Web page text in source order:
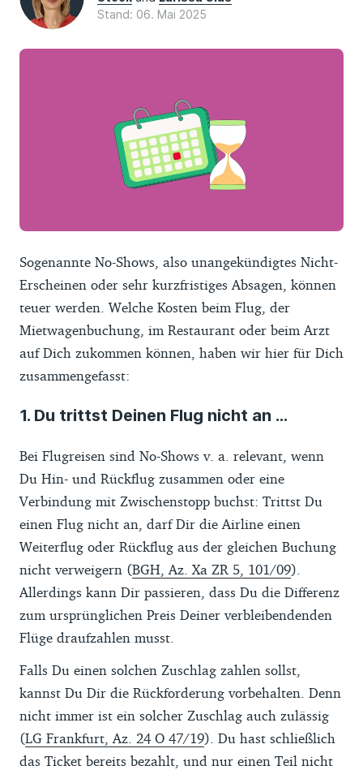
Stand: 06. Mai 2025
Sogenannte No-Shows, also unangekündigtes Nicht-
Erscheinen oder sehr kurzfristiges Absagen, können
teuer werden. Welche Kosten beim Flug, der
Mietwagenbuchung, im Restaurant oder beim Arzt
auf Dich zukommen können, haben wir hier für Dich
zusammengefasst:
1. Du trittst Deinen Flug nicht an ...
Bei Flugreisen sind No-Shows v. a. relevant, wenn
Du Hin- und Rückflug zusammen oder eine
Verbindung mit Zwischenstopp buchst: Trittst Du
einen Flug nicht an, darf Dir die Airline einen
Weiterflug oder Rückflug aus der gleichen Buchung
nicht verweigern (BGH, Az. Xa ZR 5, 101/09).
Allerdings kann Dir passieren, dass Du die Differenz
zum ursprünglichen Preis Deiner verbleibendenden
Flüge draufzahlen musst.
Falls Du einen solchen Zuschlag zahlen sollst,
kannst Du Dir die Rückforderung vorbehalten. Denn
nicht immer ist ein solcher Zuschlag auch zulässig
(LG Frankfurt, Az. 24 O 47/19). Du hast schließlich
das Ticket bereits bezahlt, und nur einen Teil nicht